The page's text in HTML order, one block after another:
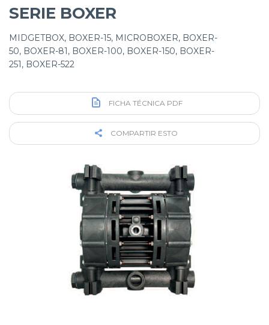
SERIE BOXER
MIDGETBOX, BOXER-15, MICROBOXER, BOXER-
50, BOXER-81, BOXER-100, BOXER-150, BOXER-
251, BOXER-522
FICHA TÉCNICA PDF
COMPARTIR ESTO